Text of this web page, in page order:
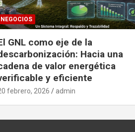
NEGOCIOS
GNL como eje de la
Hacia una
de valor energética
y eficiente
febrero, 2026 admin